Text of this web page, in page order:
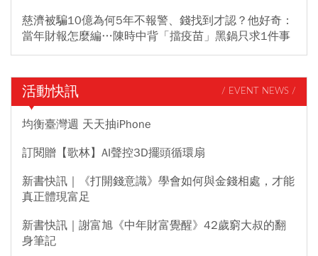
慈濟被騙10億為何5年不報警、錢找到才認？他好奇：
當年財報怎麼編…陳時中背「擋疫苗」黑鍋只求1件事
活動快訊 / EVENT NEWS /
均衡臺灣週 天天抽iPhone
訂閱贈【歌林】AI聲控3D擺頭循環扇
新書快訊｜《打開錢意識》學會如何與金錢相處，才能
真正體現富足
新書快訊｜謝富旭《中年財富覺醒》42歲窮大叔的翻
身筆記